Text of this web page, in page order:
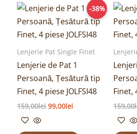
-38%
Lenjerie Pat Single Finet
Lenjerie de Pat 1
Persoană, Țesătură tip
Finet, 4 piese JOLFSI48
159,00lei
Prețul
inițial
a
fost:
159,00lei.
99,00lei
Prețul
curent
este:
99,00lei.
Finet,
159,00